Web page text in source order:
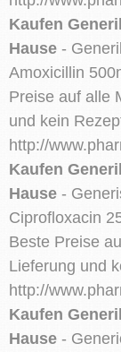
Kaufen
Hause -
Amoxicillin
Preise auf alle
und kein
http://
Kaufen
Hause -
Ciprofloxacin
Beste Preise
Lieferung und
http://
Kaufen
Hause -